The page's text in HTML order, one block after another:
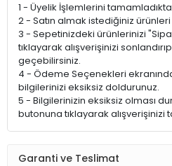
1 - Üyelik İşlemlerini
2 - Satın almak istediğiniz
3 - Sepetinizdeki ürünlerinizi
tıklayarak alışverişinizi
geçebilirsiniz.
4 - Ödeme Seçenekleri
bilgilerinizi eksiksiz doldurunuz.
5 - Bilgilerinizin eksiksiz olması
butonuna tıklayarak alışverişinizi
Garanti ve Teslimat